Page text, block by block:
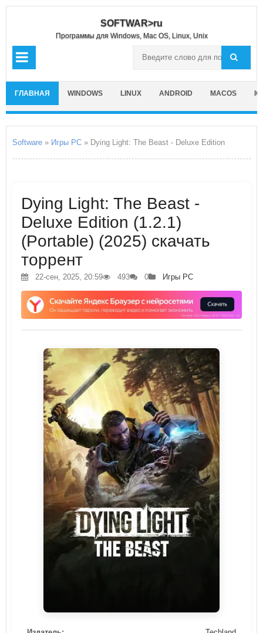
SOFTWAR>ru
Программы для Windows, Mac OS, Linux, Unix
ГЛАВНАЯ WINDOWS LINUX ANDROID MACOS
Software » Игры PC » Dying Light: The Beast - Deluxe Edition
Dying Light: The Beast -
Deluxe Edition (1.2.1)
(Portable) (2025) скачать
торрент
22-сен, 2025, 20:59 493 0 Игры PC